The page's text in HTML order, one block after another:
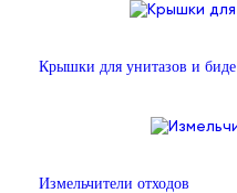
Крышки для унитазов и биде
Измельчители отходов